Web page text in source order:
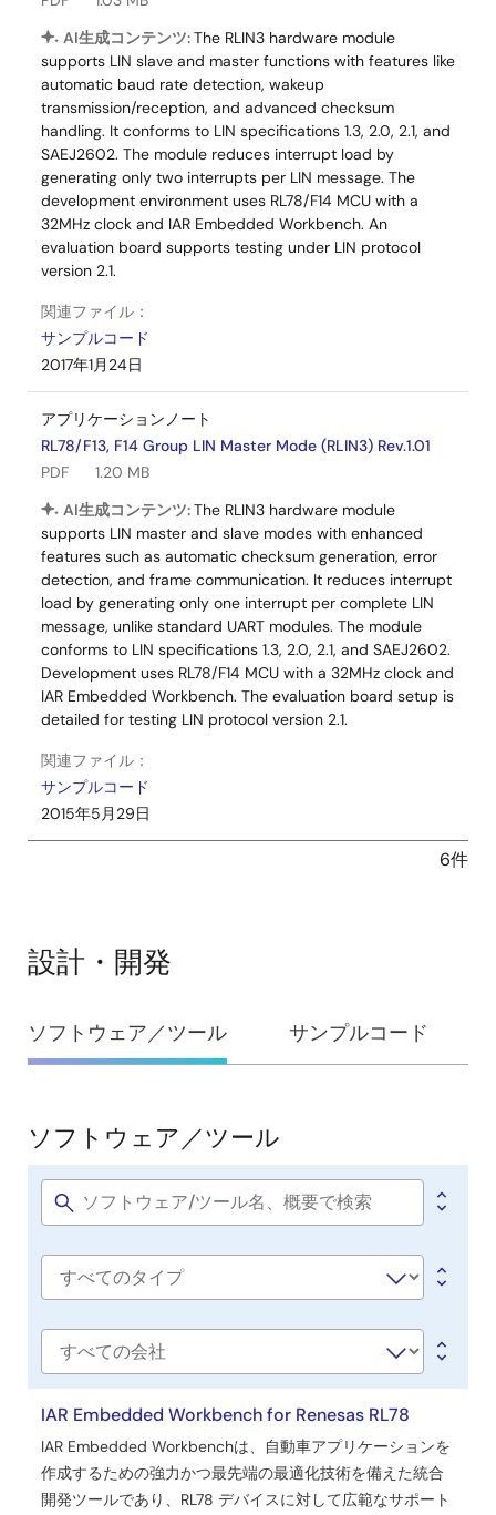
AI生成コンテンツ:The RLIN3 hardware module
supports LIN slave and master functions with features like
automatic baud rate detection, wakeup
transmission/reception, and advanced checksum
handling. It conforms to LIN specifications 1.3, 2.0, 2.1, and
SAEJ2602. The module reduces interrupt load by
generating only two interrupts per LIN message. The
development environment uses RL78/F14 MCU with a
32MHz clock and IAR Embedded Workbench. An
evaluation board supports testing under LIN protocol
version 2.1.
関連ファイル：
サンプルコード
2017年1月24日
アプリケーションノート
RL78/F13, F14 Group LIN Master Mode (RLIN3) Rev.1.01
PDF
1.20 MB
AI生成コンテンツ:The RLIN3 hardware module
supports LIN master and slave modes with enhanced
features such as automatic checksum generation, error
detection, and frame communication. It reduces interrupt
load by generating only one interrupt per complete LIN
message, unlike standard UART modules. The module
conforms to LIN specifications 1.3, 2.0, 2.1, and SAEJ2602.
Development uses RL78/F14 MCU with a 32MHz clock and
IAR Embedded Workbench. The evaluation board setup is
detailed for testing LIN protocol version 2.1.
関連ファイル：
サンプルコード
2015年5月29日
6件
設計・開発
設
計・
発
ソフトウェア／ツール サンプルコード
ソ
フ
ト
ウ
ア
／
ツ
ー
ル
ソフトウェア／ツール
Software
Software
社
名
IAR Embedded Workbench for Renesas RL78
IAR Embedded Workbenchは、自動車アプリケーションを
作成するための強力かつ最先端の最適化技術を備えた統合
開発ツールであり、RL78 デバイスに対して広範なサポート